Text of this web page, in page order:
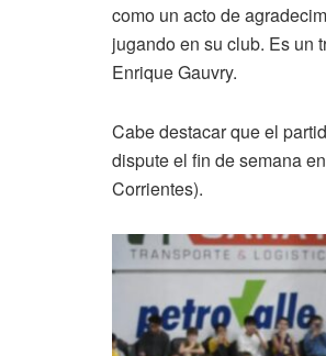
como un acto de
jugando en su club. Es un
Enrique Gauvry.
Cabe destacar que el
dispute el fin de semana
Corrientes).